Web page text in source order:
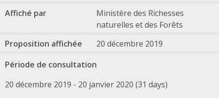
Affiché par
Ministère des Richesses
naturelles et des Forêts
Proposition affichée
20 décembre 2019
Période de consultation
20 décembre 2019 - 20 janvier 2020 (31 days)